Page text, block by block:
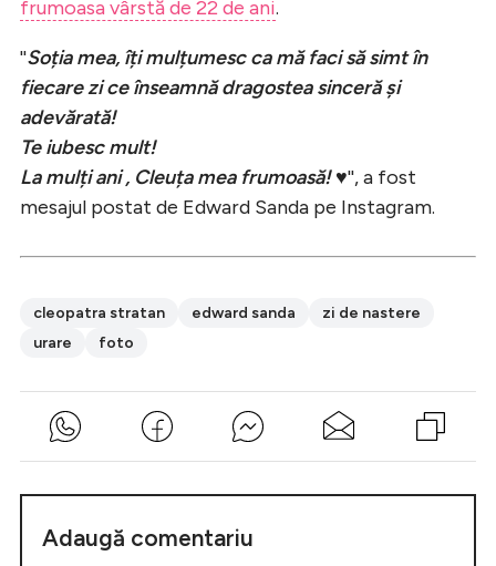
frumoasa vârstă de 22 de ani.
''Soția mea, îți mulțumesc ca mă faci să simt în
fiecare zi ce înseamnă dragostea sinceră și
adevărată!
Te iubesc mult!
La mulți ani , Cleuța mea frumoasă! ♥️'', a fost
mesajul postat de Edward Sanda pe Instagram.
cleopatra stratan edward sanda
zi de nastere
urare
foto
Adaugă comentariu